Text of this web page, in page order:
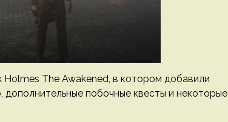
Holmes The Awakened, в котором добавили
побочные квесты и некоторые